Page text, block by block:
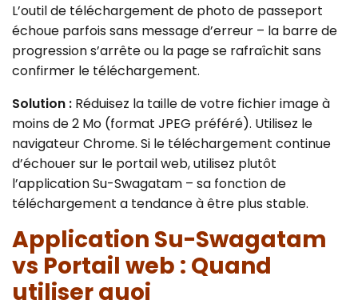
L’outil de téléchargement de photo de passeport
échoue parfois sans message d’erreur – la barre de
progression s’arrête ou la page se rafraîchit sans
confirmer le téléchargement.
Solution : Réduisez la taille de votre fichier image à
moins de 2 Mo (format JPEG préféré). Utilisez le
navigateur Chrome. Si le téléchargement continue
d’échouer sur le portail web, utilisez plutôt
l’application Su-Swagatam – sa fonction de
téléchargement a tendance à être plus stable.
Application Su-Swagatam
vs Portail web : Quand
utiliser quoi